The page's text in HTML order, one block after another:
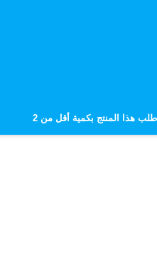
هذا المنتج بكمية أقل من 2